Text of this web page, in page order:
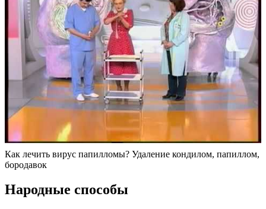
Как лечить вирус папилломы? Удаление кондилом, папиллом,
бородавок
Народные способы